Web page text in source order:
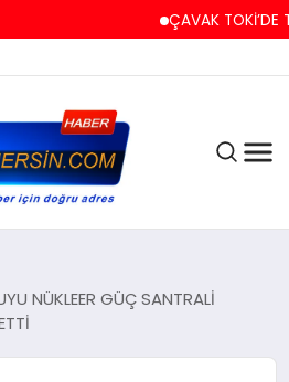
ÇAVAK TOKİ’DE TAPU
NÜKLEER GÜÇ SANTRALİ